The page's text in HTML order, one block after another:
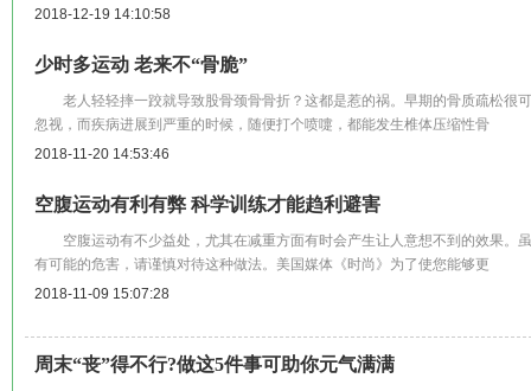
2018-12-19 14:10:58
少时多运动 老来不“骨脆”
老人轻轻摔一跤就导致股骨颈骨骨折？这都是惹的祸。早期的骨质疏松很
忽视，而疾病进展到严重的时候，随便打个喷嚏，都能发生椎体压缩性骨
2018-11-20 14:53:46
空腹运动有利有弊 科学训练才能趋利避害
空腹运动有不少益处，尤其在减重方面有时会产生让人意想不到的效果。
有可能的危害，请谨慎对待这种做法。美国媒体《时尚》为了使您能够更
2018-11-09 15:07:28
周末“丧”得不行?做这5件事可助你元气满满